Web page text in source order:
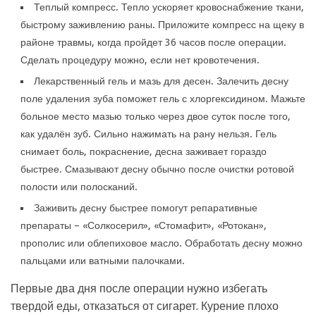
Теплый компресс. Тепло ускоряет кровоснабжение ткани,
быстрому заживлению раны. Приложите компресс на щеку в
районе травмы, когда пройдет 36 часов после операции.
Сделать процедуру можно, если нет кровотечения.
Лекарственный гель и мазь для десен. Залечить десну
поле удаления зуба поможет гель с хлоргексидином. Мажьте
больное место мазью только через двое суток после того,
как удалён зуб. Сильно нажимать на рану нельзя. Гель
снимает боль, покраснение, десна заживает гораздо
быстрее. Смазывают десну обычно после очистки ротовой
полости или полосканий.
Заживить десну быстрее помогут репаративные
препараты – «Солкосерил», «Стомафит», «Ротокан»,
прополис или облепиховое масло. Обработать десну можно
пальцами или ватными палочками.
Первые два дня после операции нужно избегать
твердой еды, отказаться от сигарет. Курение плохо